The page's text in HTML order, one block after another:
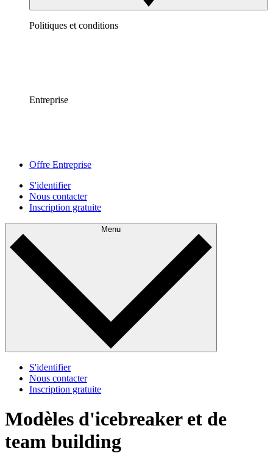
Politiques et conditions
Entreprise
Offre Entreprise
S'identifier
Nous contacter
Inscription gratuite
Menu
S'identifier
Nous contacter
Inscription gratuite
Modèles d'icebreaker et de
team building